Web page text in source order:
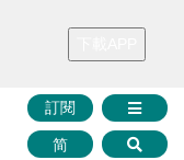
財華證券 媒體矩陣
訂閱
简